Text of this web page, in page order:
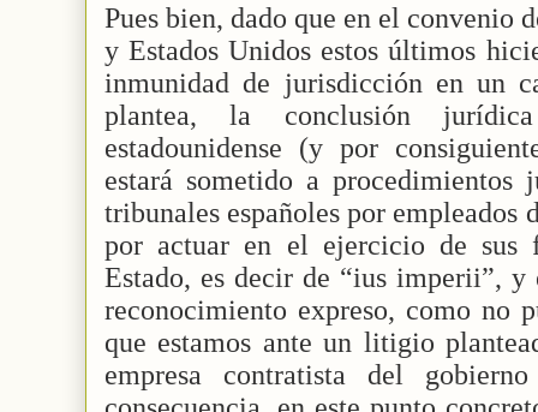
Pues bien, dado que en el convenio
y Estados Unidos estos últimos
inmunidad de jurisdicción en un
plantea, la conclusión
estadounidense (y por
estará sometido a procedimientos
tribunales españoles por empleados
por actuar en el ejercicio de sus
Estado, es decir de “ius imperii”,
reconocimiento expreso, como no
que estamos ante un litigio
empresa contratista del